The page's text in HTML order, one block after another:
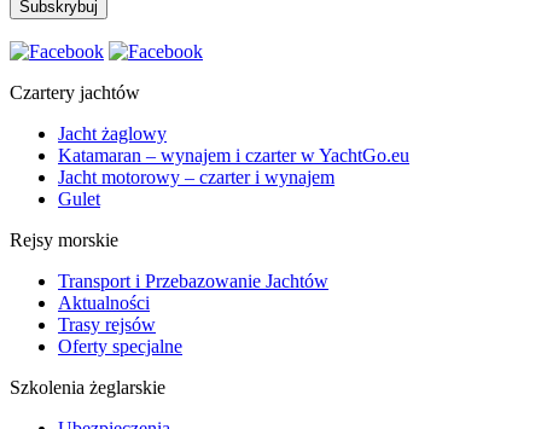
Czartery jachtów
Jacht żaglowy
Katamaran – wynajem i czarter w YachtGo.eu
Jacht motorowy – czarter i wynajem
Gulet
Rejsy morskie
Transport i Przebazowanie Jachtów
Aktualności
Trasy rejsów
Oferty specjalne
Szkolenia żeglarskie